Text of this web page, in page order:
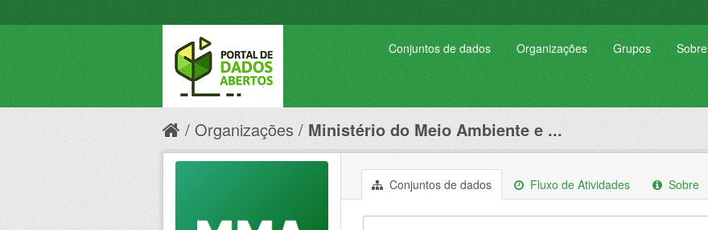
Conjuntos de dados Organizações Grupos Sobre
Organizações Ministério do Meio Ambiente e ...
Conjuntos de dados Fluxo de Atividades Sobre